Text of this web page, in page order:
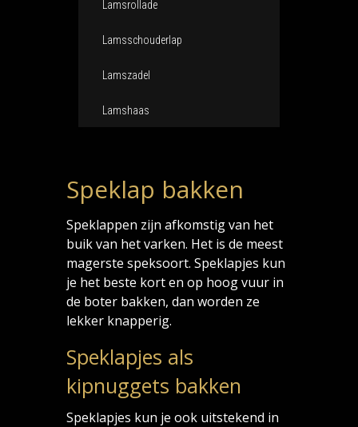
Lamsrollade
Lamsschouderlap
Lamszadel
Lamshaas
Speklap bakken
Speklappen zijn afkomstig van het
buik van het varken. Het is de meest
magerste speksoort. Speklapjes kun
je het beste kort en op hoog vuur in
de boter bakken, dan worden ze
lekker knapperig.
Speklapjes als
kipnuggets bakken
Speklapjes kun je ook uitstekend in